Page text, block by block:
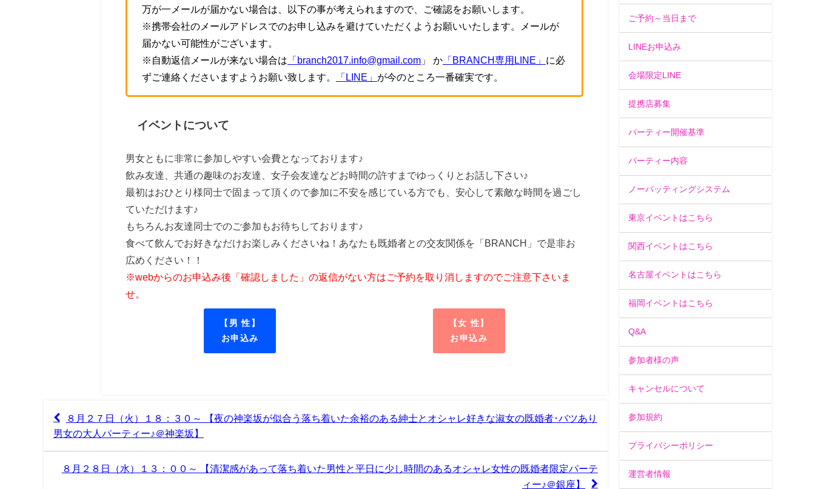
万が一メールが届かない場合は、以下の事が考えられますので、ご確認をお願いします。
※携帯会社のメールアドレスでのお申し込みを避けていただくようお願いいたします。メールが
届かない可能性がございます。
※自動返信メールが来ない場合は 「branch2017.info@gmail.com 」 か 「BRANCH専用LINE」 に必
ずご連絡くださいますようお願い致します。
「LINE」 が今のところ一番確実です。
イベントについて
男女ともに非常に参加しやすい会費となっております♪
飲み友達、共通の趣味のお友達、女子会友達などお時間の許すまでゆっくりとお話し下さい♪
最初はおひとり様同士で固まって頂くので参加に不安を感じている方でも、安心して素敵な時間を過ごし
ていただけます♪
もちろんお友達同士でのご参加もお待ちしております♪
食べて飲んでお好きなだけお楽しみくださいね！あなたも既婚者との交友関係を「BRANCH」で是非お
広めください！！
※webからのお申込み後「確認しました」の返信がない方はご予約を取り消しますのでご注意下さいま
せ。
【男 性】
お申込み
【女 性】
お申込み
８月２７日（火）１８：３０～ 【夜の神楽坂が似合う落ち着いた余裕のある紳士とオシャレ好きな淑女の既婚者･バツあり
男女の大人パーティー♪＠神楽坂】
８月２８日（水）１３：００～ 【清潔感があって落ち着いた男性と平日に少し時間のあるオシャレ女性の既婚者限定パーテ
ィー♪＠銀座】
ご予約～当日まで
LINEお申込み
会場限定LINE
提携店募集
パーティー開催基準
パーティー内容
ノーバッティングシステム
東京イベントはこちら
関西イベントはこちら
名古屋イベントはこちら
福岡イベントはこちら
Q&A
参加者様の声
キャンセルについて
参加規約
プライバシーポリシー
運営者情報